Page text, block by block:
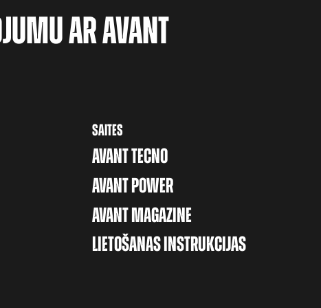
AR AVANT
SAITES
AVANT TECNO
AVANT POWER
AVANT MAGAZINE
LIETOŠANAS INSTRUKCIJAS